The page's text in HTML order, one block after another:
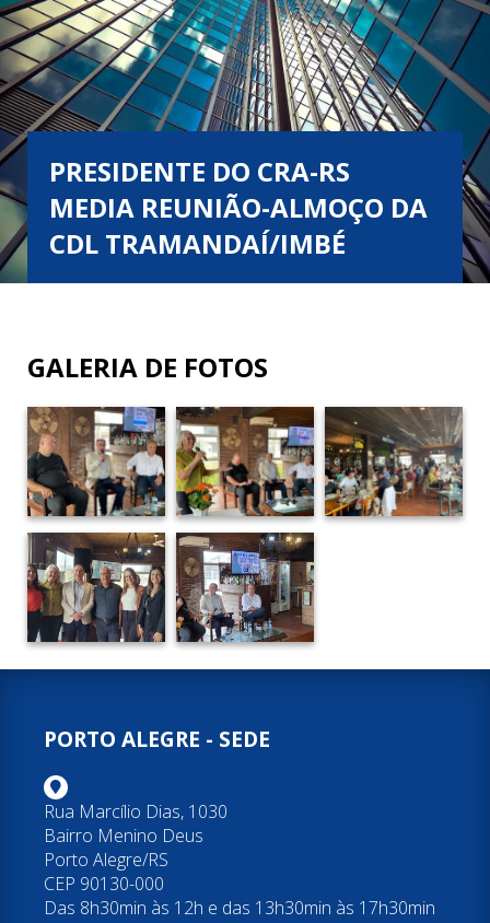
PRESIDENTE DO CRA-RS
MEDIA REUNIÃO-ALMOÇO DA
CDL TRAMANDAÍ/IMBÉ
GALERIA DE FOTOS
PORTO ALEGRE - SEDE
Rua Marcílio Dias, 1030
Bairro Menino Deus
Porto Alegre/RS
CEP 90130-000
Das 8h30min às 12h e das 13h30min às 17h30min